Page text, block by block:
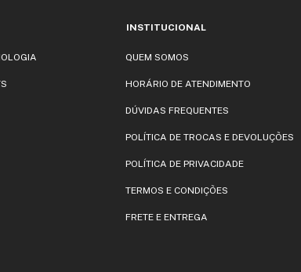
INSTITUCIONAL
QUEM SOMOS
HORÁRIO DE ATENDIMENTO
DÚVIDAS FREQUENTES
POLÍTICA DE TROCAS E DEVOLUÇÕES
POLÍTICA DE PRIVACIDADE
TERMOS E CONDIÇÕES
FRETE E ENTREGA